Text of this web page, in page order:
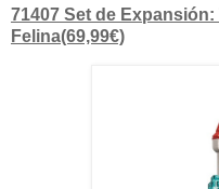
71407 Set de
Felina(69,99€)